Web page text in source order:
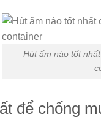
Hút ẩm nào tốt
để chống